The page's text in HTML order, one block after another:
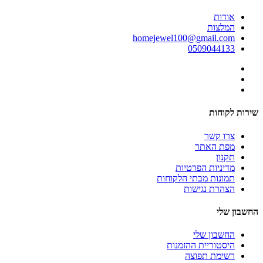
אודות
המלצות
homejewel100@gmail.com
0509044133
שירות לקוחות
צרו קשר
מפת האתר
תקנון
מדיניות הפרטיות
תמונות מבתי הלקוחות
הצהרת נגישות
החשבון שלי
החשבון שלי
היסטוריית ההזמנות
רשימת תפוצה